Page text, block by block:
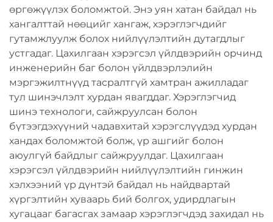
өргөжүүлэх боломжтой. Энэ уян хатан байдал нь
хангалттай нөөцийг хангаж, хэрэглэгчдийг
гутамжлуулж болох нийлүүлэлтийн дутагдлыг
устгадаг. Цахилгаан хэрэгсэл үйлдвэрийн орчинд
инженерийн баг болон үйлдвэрлэлийн
мэргэжилтнүүд тасралтгүй хамтран ажилладаг
тул шинэчлэлт хурдан явагддаг. Хэрэглэгчид
шинэ технологи, сайжруулсан болон
бүтээгдэхүүний чадавхитай хэрэгслүүдэд хурдан
хандах боломжтой болж, үр ашгийг болон
аюулгүй байдлыг сайжруулдаг. Цахилгаан
хэрэгсэл үйлдвэрийн нийлүүлэлтийн гинжин
хэлхээний үр дүнтэй байдал нь найдвартай
хүргэлтийн хуваарь бий болгох, удирдлагын
хугацааг багасгах замаар хэрэглэгчдэд захидал нь